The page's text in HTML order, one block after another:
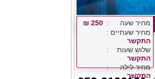
מחיר שעה
250 ₪
מחיר שעתיים
התקשר
שלוש שעות
התקשר
מחיר לילה
התקשר